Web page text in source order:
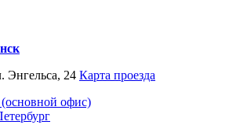
Энгельса, 24 Карта проезда
офис)